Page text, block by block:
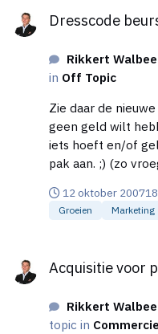
time declarabel
bouw je niets op. Probeer structureel tijd in te
bouwen voor het
acquisitiekanalen.
ook aan een
Een goede
zou voor hen
bieden. Geef twee
‘kadootje’.
is het ook vaak
calling. Bereid je
gewoon. Je wordt
Dresscode
Rikkert
in Off Topic
Zie daar de
geen geld wilt
iets hoeft en/of
pak aan. ;)
12 oktober 2007
Groeien Marketing
Acquisitie voor
Rikkert
topic in